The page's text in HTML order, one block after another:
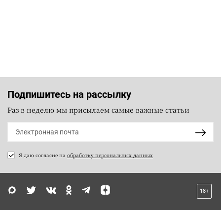
Подпишитесь на рассылку
Раз в неделю мы присылаем самые важные статьи
Я даю согласие на обработку персональных данных
18+